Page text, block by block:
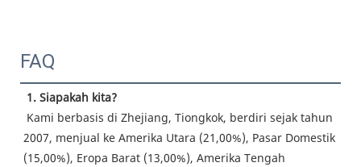
FAQ
1. Siapakah kita?
2007, menjual ke Amerika Utara (21,00%), Pasar Domestik
(15,00%), Eropa Barat (13,00%), Amerika Tengah